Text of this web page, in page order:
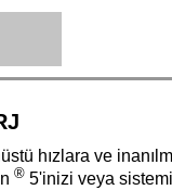
hızlara ve
® 5'inizi veya